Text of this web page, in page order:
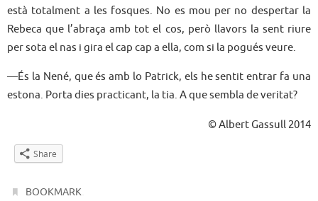
està totalment a les fosques. No es mou per no despertar la
Rebeca que l’abraça amb tot el cos, però llavors la sent riure
per sota el nas i gira el cap cap a ella, com si la pogués veure.
—És la Nené, que és amb lo Patrick, els he sentit entrar fa una
estona. Porta dies practicant, la tia. A que sembla de veritat?
© Albert Gassull 2014
Share
BOOKMARK